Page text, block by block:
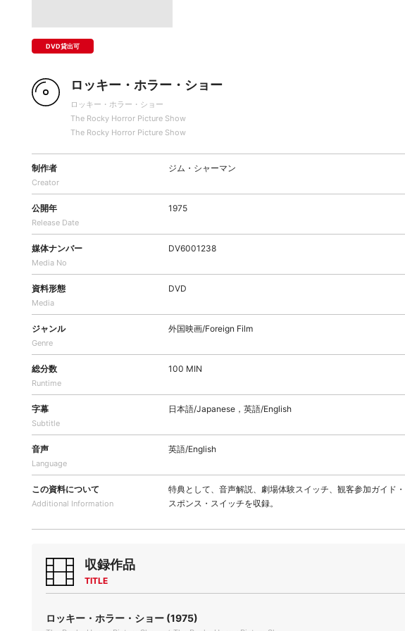
DVD貸出可
ロッキー・ホラー・ショー
ロッキー・ホラー・ショー
The Rocky Horror Picture Show
The Rocky Horror Picture Show
制作者
Creator
ジム・シャーマン
公開年
Release Date
1975
媒体ナンバー
Media No
DV6001238
資料形態
Media
DVD
ジャンル
Genre
外国映画/Foreign Film
総分数
Runtime
100 MIN
字幕
Subtitle
日本語/Japanese，英語/English
音声
Language
英語/English
この資料について
Additional Information
特典として、音声解説、劇場体験スイッチ、観客参加ガイド
スポンス・スイッチを収録。
収録作品
TITLE
ロッキー・ホラー・ショー (1975)